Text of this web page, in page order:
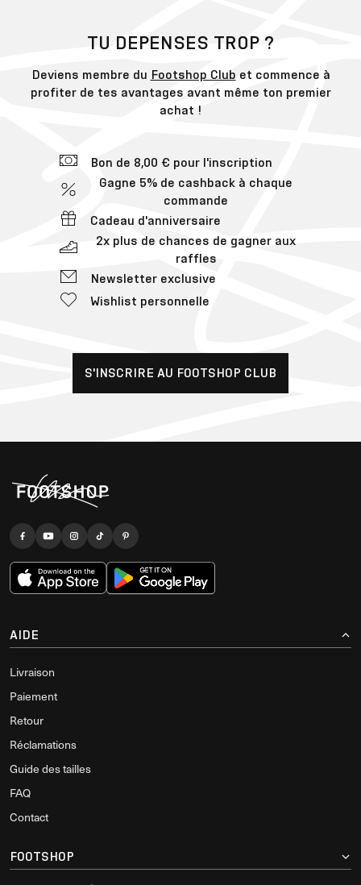
TU DEPENSES TROP ?
Deviens membre du Footshop Club et commence à
profiter de tes avantages avant même ton premier
achat !
Bon de 8,00 € pour l'inscription
Gagne 5% de cashback à chaque
commande
Cadeau d'anniversaire
2x plus de chances de gagner aux
raffles
Newsletter exclusive
Wishlist personnelle
S'INSCRIRE AU FOOTSHOP CLUB
AIDE
Livraison
Paiement
Retour
Réclamations
Guide des tailles
FAQ
Contact
FOOTSHOP